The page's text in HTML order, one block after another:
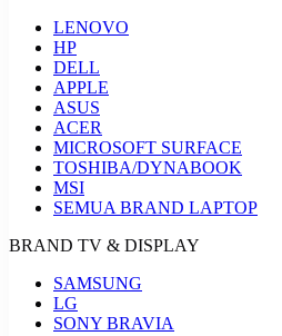
LENOVO
HP
DELL
APPLE
ASUS
ACER
MICROSOFT SURFACE
TOSHIBA/DYNABOOK
MSI
SEMUA BRAND LAPTOP
BRAND TV & DISPLAY
SAMSUNG
LG
SONY BRAVIA